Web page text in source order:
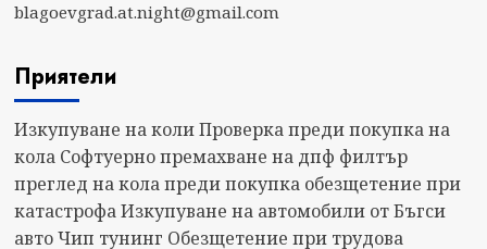
blagoevgrad.at.night@gmail.com
Приятели
Изкупуване на коли Проверка преди покупка на
кола Софтуерно премахване на дпф филтър
преглед на кола преди покупка обезщетение при
катастрофа Изкупуване на автомобили от Бъгси
авто Чип тунинг Обезщетение при трудова